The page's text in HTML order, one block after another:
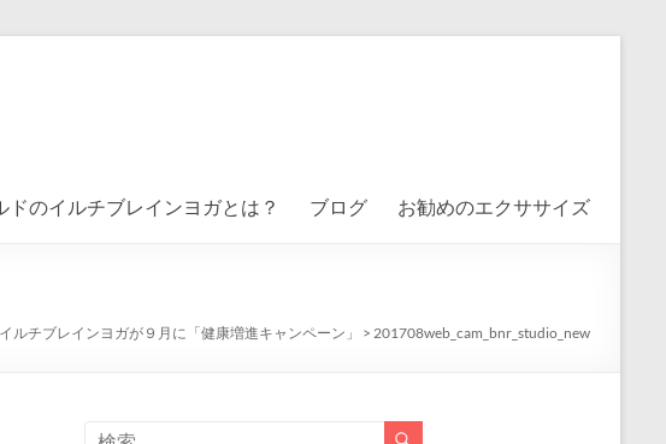
ドのイルチブレインヨガとは？ ブログ お勧めのエクササイズ
ルチブレインヨガが９月に「健康増進キャンペーン」 > 201708web_cam_bnr_studio_new